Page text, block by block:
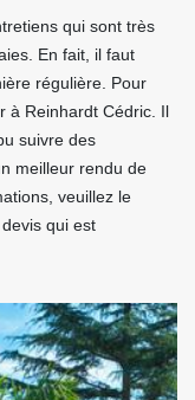
qui sont très
En fait, il faut
régulière. Pour
à Reinhardt Cédric. Il
suivre des
meilleur rendu de
veuillez le
qui est